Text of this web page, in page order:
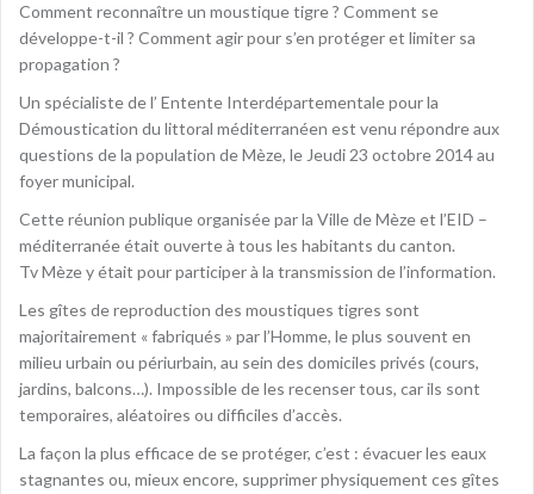
Comment reconnaître un moustique tigre ? Comment se
développe-t-il ? Comment agir pour s’en protéger et limiter sa
propagation ?
Un spécialiste de l’ Entente Interdépartementale pour la
Démoustication du littoral méditerranéen est venu répondre aux
questions de la population de Mèze, le Jeudi 23 octobre 2014 au
foyer municipal.
Cette réunion publique organisée par la Ville de Mèze et l’EID –
méditerranée était ouverte à tous les habitants du canton.
Tv Mèze y était pour participer à la transmission de l’information.
Les gîtes de reproduction des moustiques tigres sont
majoritairement « fabriqués » par l’Homme, le plus souvent en
milieu urbain ou périurbain, au sein des domiciles privés (cours,
jardins, balcons…). Impossible de les recenser tous, car ils sont
temporaires, aléatoires ou difficiles d’accès.
La façon la plus efficace de se protéger, c’est : évacuer les eaux
stagnantes ou, mieux encore, supprimer physiquement ces gîtes